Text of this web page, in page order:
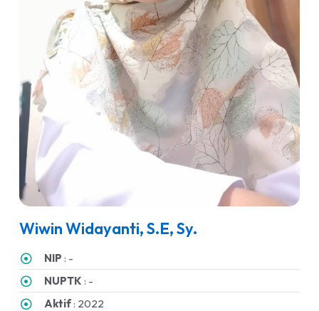
Wiwin Widayanti, S.E, Sy.
NIP : -
NUPTK : -
Aktif: 2022